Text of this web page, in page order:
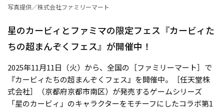
写真提供／株式会社ファミリーマート
星のカービィとファミマの限定フェス『カービィた
ちの超まんぞくフェス』が開催中！
2025年11月11日（火）から、全国の［ファミリーマート］で
『カービィたちの超まんぞくフェス』を開催中。［任天堂株
式会社］（京都府京都市南区）が発売するゲームシリーズ
「星のカービィ」のキャラクターをモチーフにしたコラボ第1